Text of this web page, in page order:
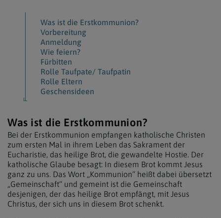
Was ist die Erstkommunion?
Vorbereitung
Anmeldung
Wie feiern?
Fürbitten
Rolle Taufpate/ Taufpatin
Rolle Eltern
Geschensideen
Was ist die Erstkommunion?
Bei der Erstkommunion empfangen katholische Christen
zum ersten Mal in ihrem Leben das Sakrament der
Eucharistie, das heilige Brot, die gewandelte Hostie. Der
katholische Glaube besagt: In diesem Brot kommt Jesus
ganz zu uns. Das Wort „Kommunion“ heißt dabei übersetzt
„Gemeinschaft“ und gemeint ist die Gemeinschaft
desjenigen, der das heilige Brot empfängt, mit Jesus
Christus, der sich uns in diesem Brot schenkt.